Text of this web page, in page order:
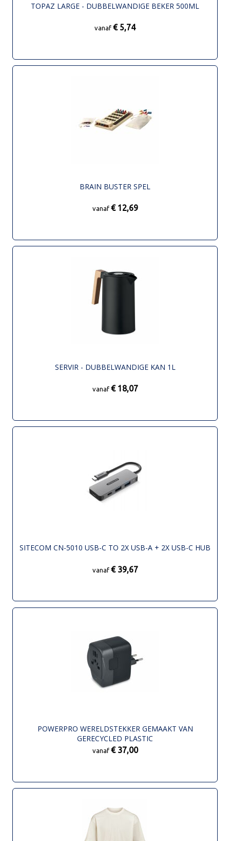
TOPAZ LARGE - DUBBELWANDIGE BEKER 500ML
vanaf € 5,74
BRAIN BUSTER SPEL
vanaf € 12,69
SERVIR - DUBBELWANDIGE KAN 1L
vanaf € 18,07
SITECOM CN-5010 USB-C TO 2X USB-A + 2X USB-C HUB
vanaf € 39,67
POWERPRO WERELDSTEKKER GEMAAKT VAN
GERECYCLED PLASTIC
vanaf € 37,00